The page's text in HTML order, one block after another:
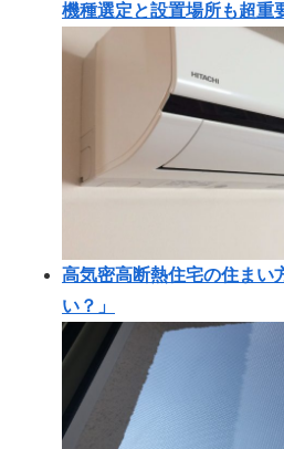
機種選定と設置場所も超重
高気密高断熱住宅の住ま
い？」